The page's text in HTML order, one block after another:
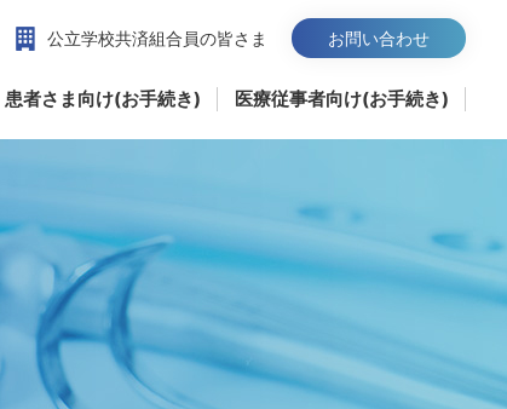
公立学校共済組合員の皆さま お問い合わせ
患者さま向け(お手続き) 医療従事者向け(お手続き)